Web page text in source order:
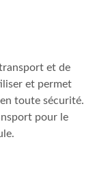
et de
et permet
toute sécurité.
pour le